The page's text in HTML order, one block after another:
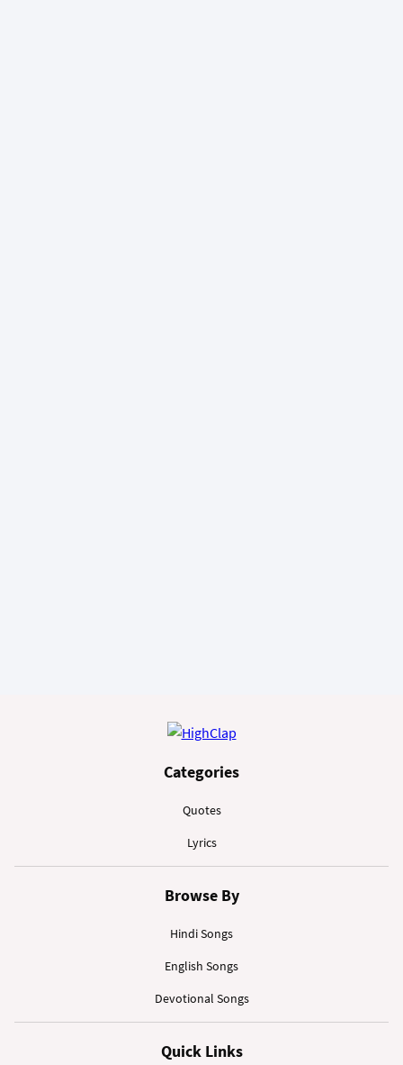
Categories
Quotes
Lyrics
Browse By
Hindi Songs
English Songs
Devotional Songs
Quick Links